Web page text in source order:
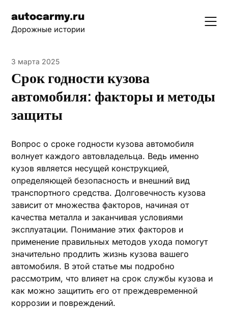
content
autocarmy.ru
Дорожные истории
3 марта 2025
Срок годности кузова
автомобиля: факторы и методы
защиты
Вопрос о сроке годности кузова автомобиля
волнует каждого автовладельца. Ведь именно
кузов является несущей конструкцией,
определяющей безопасность и внешний вид
транспортного средства. Долговечность кузова
зависит от множества факторов, начиная от
качества металла и заканчивая условиями
эксплуатации. Понимание этих факторов и
применение правильных методов ухода помогут
значительно продлить жизнь кузова вашего
автомобиля. В этой статье мы подробно
рассмотрим, что влияет на срок службы кузова и
как можно защитить его от преждевременной
коррозии и повреждений.